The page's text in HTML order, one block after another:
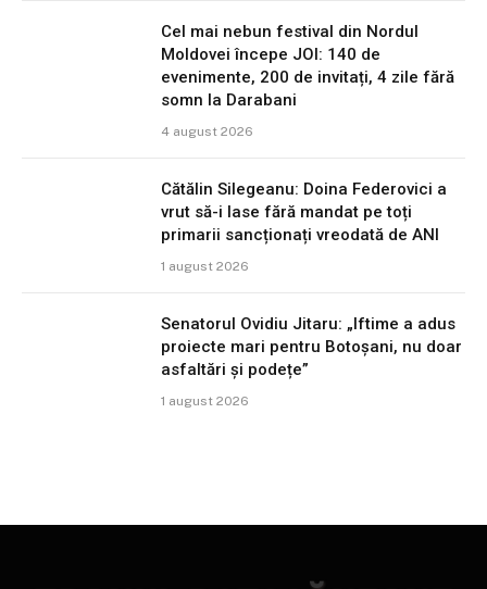
Cel mai nebun festival din Nordul
Moldovei începe JOI: 140 de
evenimente, 200 de invitați, 4 zile fără
somn la Darabani
4 august 2026
Cătălin Silegeanu: Doina Federovici a
vrut să-i lase fără mandat pe toți
primarii sancționați vreodată de ANI
1 august 2026
Senatorul Ovidiu Jitaru: „Iftime a adus
proiecte mari pentru Botoșani, nu doar
asfaltări și podețe”
1 august 2026